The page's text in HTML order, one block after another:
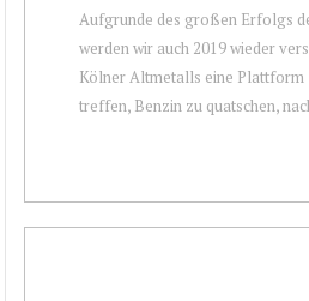
Aufgrunde des großen Erfolgs
werden wir auch 2019 wieder
Kölner Altmetalls eine Plattform
treffen, Benzin zu quatschen,